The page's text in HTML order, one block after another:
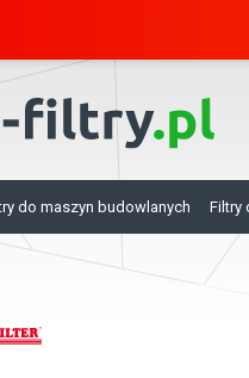
do maszyn budowlanych Filtry